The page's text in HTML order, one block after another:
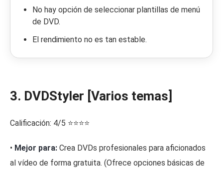
No hay opción de seleccionar plantillas de menú
de DVD.
El rendimiento no es tan estable.
3. DVDStyler [Varios temas]
Calificación: 4/5 ⭐⭐⭐⭐
• Mejor para: Crea DVDs profesionales para aficionados
al vídeo de forma gratuita. (Ofrece opciones básicas de